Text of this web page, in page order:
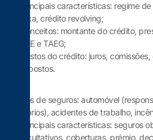
Principais características: regime
taxa, crédito revolving;
Conceitos: montante do crédito,
TAE e TAEG;
Custos do crédito: juros,
impostos.
Tipos de seguros: automóvel
próprios), acidentes de trabalho,
Principais características: seguros
facultativos, coberturas, prémio,